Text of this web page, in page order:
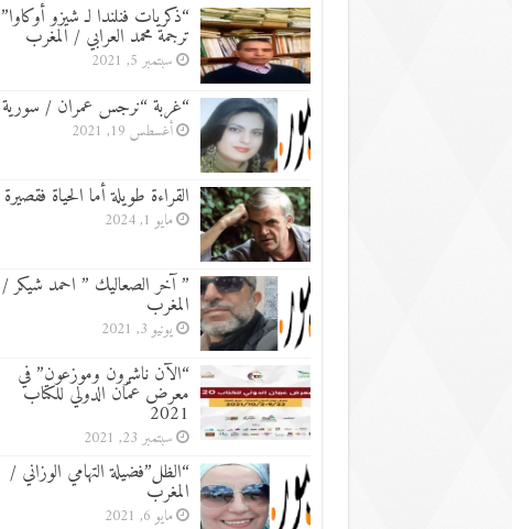
“ذكريات فنلندا لـ شيزو أوكاوا”
ترجمة محمد العرابي / المغرب
سبتمبر 5, 2021
“غربة “نرجس عمران / سورية
أغسطس 19, 2021
القراءة طويلة أما الحياة فقصيرة
مايو 1, 2024
” آخر الصعاليك ” احمد شيكر /
المغرب
يونيو 3, 2021
“الآن ناشرون وموزعون” في
معرض عمّان الدولي للكتاب
2021
سبتمبر 23, 2021
“الظل”فضيلة التهامي الوزاني /
المغرب
مايو 6, 2021